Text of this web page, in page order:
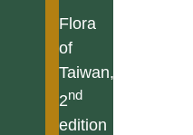
Flora
of
Taiwan,
2nd
edition